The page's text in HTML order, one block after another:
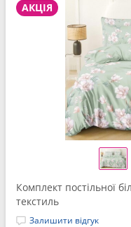
АКЦІЯ
Комплект постільної
текстиль
Залишити відгук